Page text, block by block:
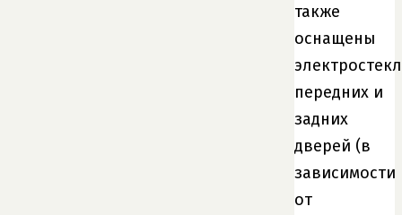
также
оснащены
передних и
задних
дверей (в
зависимости
от